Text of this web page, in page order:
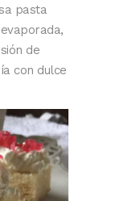
pasta
de
con dulce